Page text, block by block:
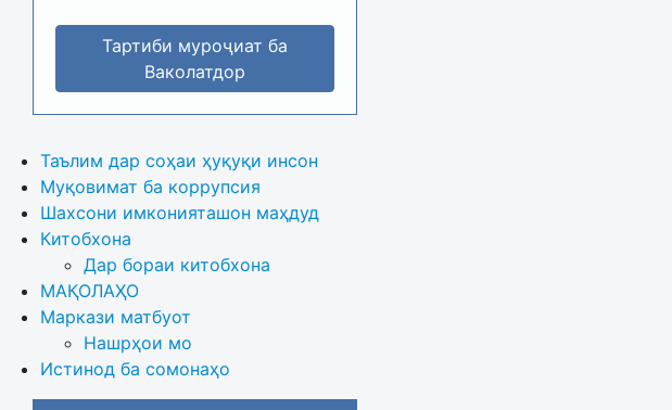
Тартиби муроҷиат ба
Ваколатдор
Таълим дар соҳаи ҳуқуқи инсон
Муқовимат ба коррупсия
Шахсони имконияташон маҳдуд
Китобхона
Дар бораи китобхона
МАҚОЛАҲО
Маркази матбуот
Нашрҳои мо
Истинод ба сомонаҳо